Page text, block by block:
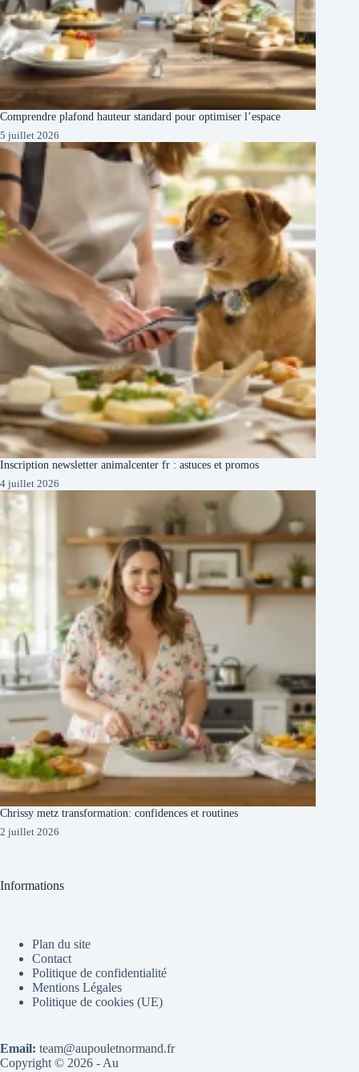
Comprendre plafond hauteur standard pour optimiser l’espace
5 juillet 2026
Inscription newsletter animalcenter fr : astuces et promos
4 juillet 2026
Chrissy metz transformation: confidences et routines
2 juillet 2026
Informations
Plan du site
Contact
Politique de confidentialité
Mentions Légales
Politique de cookies (UE)
Email: team@aupouletnormand.fr
Copyright © 2026 - Au